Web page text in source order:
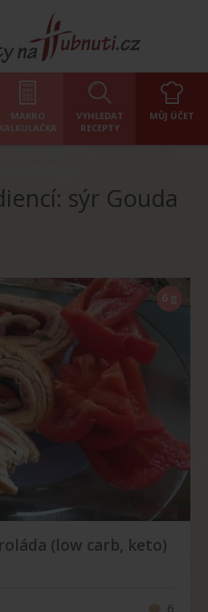
MAKRO
KALKULAČKA
VYHLEDAT
RECEPTY
MŮJ ÚČET
sýr Gouda
6 g
(low carb, keto)
6